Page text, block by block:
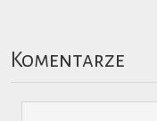
Komentarze